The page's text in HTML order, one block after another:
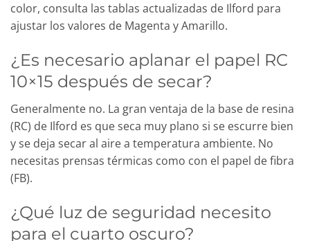
color, consulta las tablas actualizadas de Ilford para
ajustar los valores de Magenta y Amarillo.
¿Es necesario aplanar el papel RC
10×15 después de secar?
Generalmente no. La gran ventaja de la base de resina
(RC) de Ilford es que seca muy plano si se escurre bien
y se deja secar al aire a temperatura ambiente. No
necesitas prensas térmicas como con el papel de fibra
(FB).
¿Qué luz de seguridad necesito
para el cuarto oscuro?